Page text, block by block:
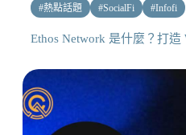
#熱點話題 #SocialFi #Infofi
Ethos Network 是什麼？打